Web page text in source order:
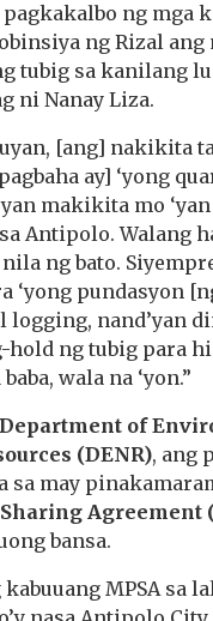
ng mga
ng Rizal ang
tubig sa kanilang
ni Nanay Liza.
[ang] nakikita
ay] ‘yong
makikita mo ‘yan
Antipolo. Walang
ng bato.
‘yong pundasyon
nand’yan
hold ng tubig para
wala na ‘yon.”
Department of
(DENR), ang
sa may
Agreement
bansa.
kabuuang MPSA sa